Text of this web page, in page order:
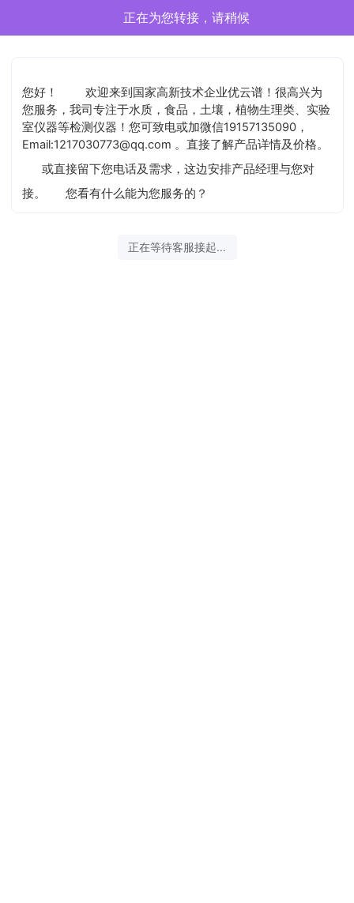
正在为您转接，请稍候
您好！
欢迎来到国家高新技术企业优云谱！很高兴为
您服务，我司专注于水质，食品，土壤，植物生理类、实验
室仪器等检测仪器！您可致电或加微信19157135090，
Email:1217030773@qq.com 。直接了解产品详情及价格。
或直接留下您电话及需求，这边安排产品经理与您对
接。
您看有什么能为您服务的？
正在等待客服接起...